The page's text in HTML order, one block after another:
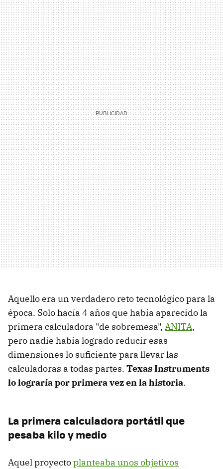
Aquello era un verdadero reto tecnológico para la
época. Solo hacía 4 años que había aparecido la
primera calculadora "de sobremesa", ANITA,
pero nadie había logrado reducir esas
dimensiones lo suficiente para llevar las
calculadoras a todas partes. Texas Instruments
lo lograría por primera vez en la historia.
La primera calculadora portátil que
pesaba kilo y medio
Aquel proyectoplanteaba unos objetivos